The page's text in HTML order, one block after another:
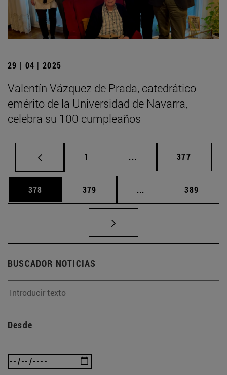
29 | 04 | 2025
Valentín Vázquez de Prada, catedrático
emérito de la Universidad de Navarra,
celebra su 100 cumpleaños
Página
1 ... Páginas intermedias
Página
377
Página
378 Página
379 ... Páginas intermedias
Página
389
BUSCADOR NOTICIAS
Desde